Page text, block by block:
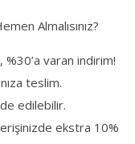
Almalısınız?
varan indirim!
teslim.
edilebilir.
ekstra 10%